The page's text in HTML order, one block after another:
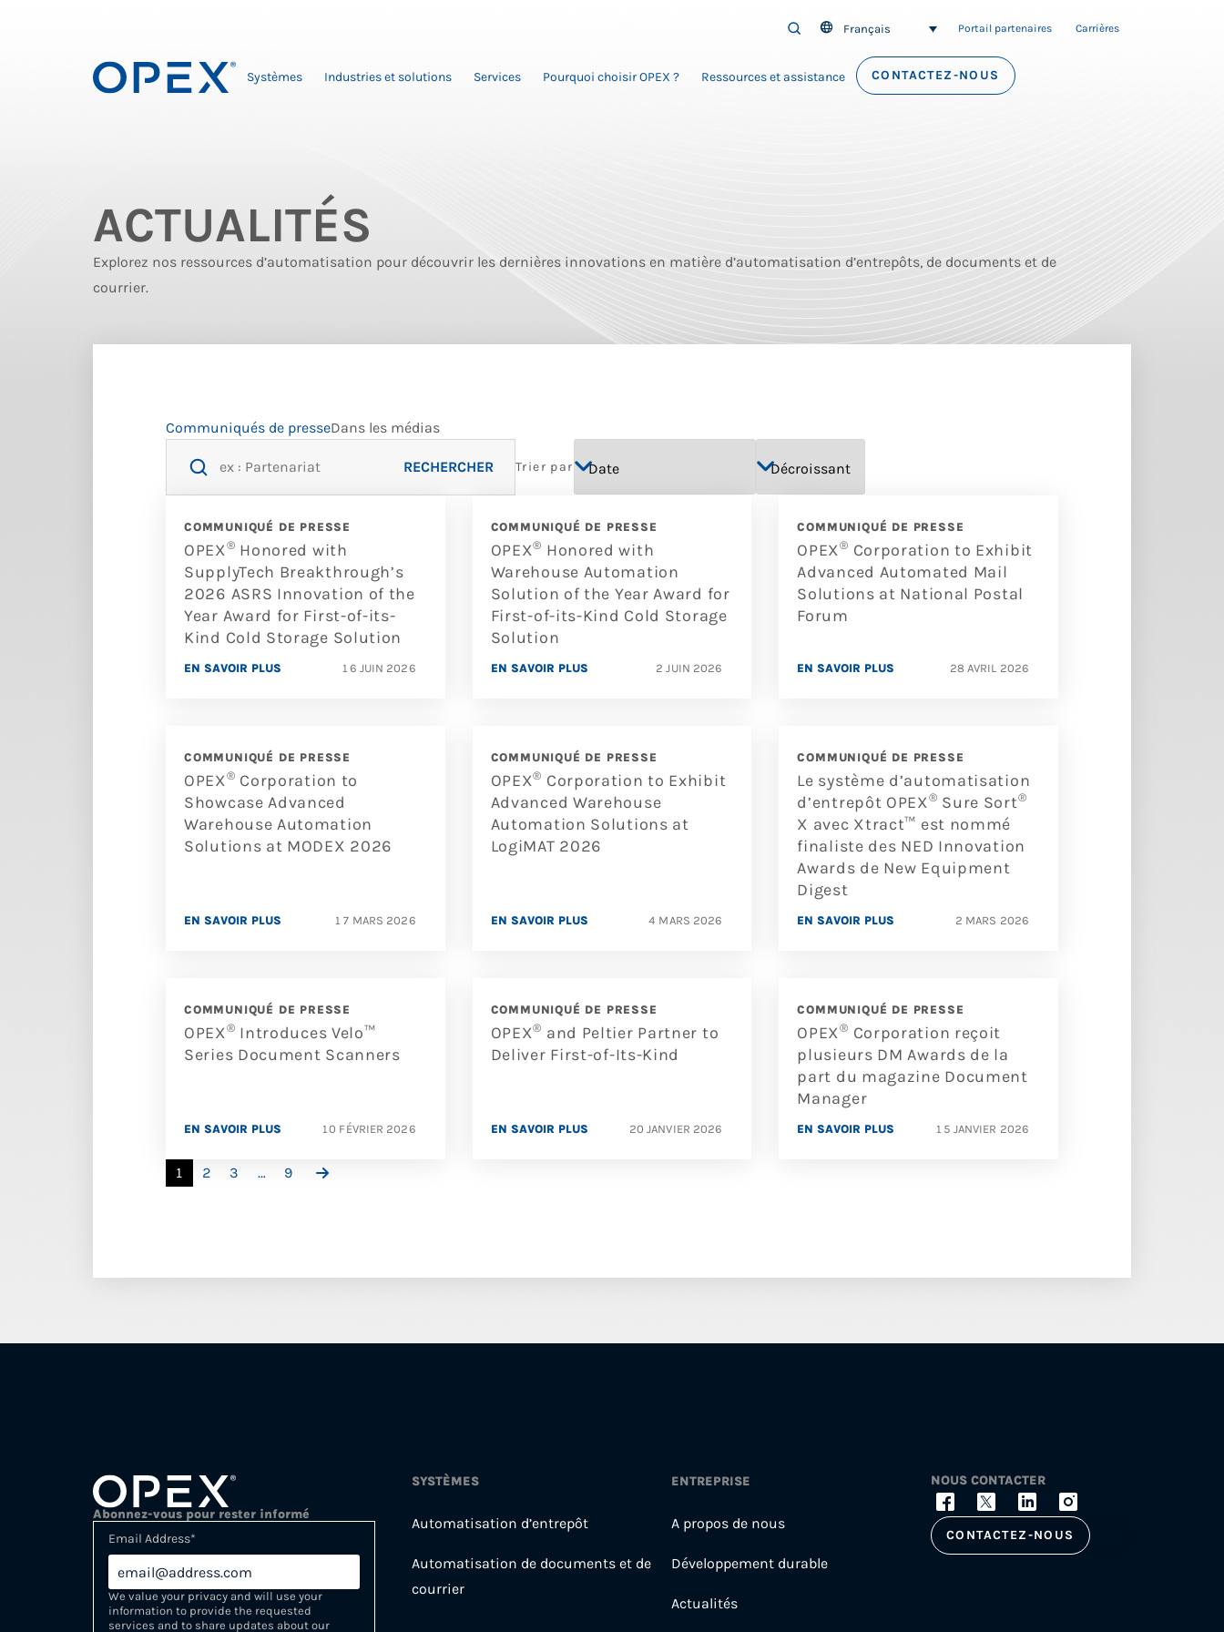
SEARCH
Français Portail partenaires Carrières
Systèmes Industries et solutions Services Pourquoi choisir OPEX ? Ressources et assistance CONTACTEZ-NOUS
ACTUALITÉS
Explorez nos ressources d’automatisation pour découvrir les dernières innovations en matière d’automatisation d’entrepôts, de documents et de
courrier.
Communiqués de presseDans les médias
RECHERCHER Trier par
COMMUNIQUÉ DE PRESSE
OPEX® Honored with
SupplyTech Breakthrough’s
2026 ASRS Innovation of the
Year Award for First-of-its-
Kind Cold Storage Solution
16 JUIN 2026
EN SAVOIR PLUS
COMMUNIQUÉ DE PRESSE
OPEX® Honored with
Warehouse Automation
Solution of the Year Award for
First-of-its-Kind Cold Storage
Solution
2 JUIN 2026
EN SAVOIR PLUS
COMMUNIQUÉ DE PRESSE
OPEX® Corporation to Exhibit
Advanced Automated Mail
Solutions at National Postal
Forum
28 AVRIL 2026
EN SAVOIR PLUS
COMMUNIQUÉ DE PRESSE
OPEX® Corporation to
Showcase Advanced
Warehouse Automation
Solutions at MODEX 2026
17 MARS 2026
EN SAVOIR PLUS
COMMUNIQUÉ DE PRESSE
OPEX® Corporation to Exhibit
Advanced Warehouse
Automation Solutions at
LogiMAT 2026
4 MARS 2026
EN SAVOIR PLUS
COMMUNIQUÉ DE PRESSE
Le système d’automatisation
d’entrepôt OPEX® Sure Sort®
X avec Xtract™ est nommé
finaliste des NED Innovation
Awards de New Equipment
Digest
2 MARS 2026
EN SAVOIR PLUS
COMMUNIQUÉ DE PRESSE
OPEX® Introduces Velo™
Series Document Scanners
10 FÉVRIER 2026
EN SAVOIR PLUS
COMMUNIQUÉ DE PRESSE
OPEX® and Peltier Partner to
Deliver First-of-Its-Kind
20 JANVIER 2026
EN SAVOIR PLUS
COMMUNIQUÉ DE PRESSE
OPEX® Corporation reçoit
plusieurs DM Awards de la
part du magazine Document
Manager
15 JANVIER 2026
EN SAVOIR PLUS
1 2 3 … 9
Abonnez-vous pour rester informé
Email Address*
We value your privacy and will use your
information to provide the requested
services and to share updates about our
SYSTÈMES
Automatisation d’entrepôt
Automatisation de documents et de
courrier
ENTREPRISE
A propos de nous
Développement durable
Actualités
NOUS CONTACTER
CONTACTEZ-NOUS